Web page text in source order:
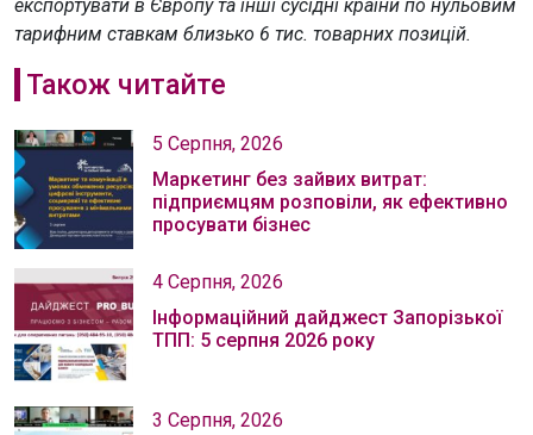
експортувати в Європу та інші сусідні країни по нульовим
тарифним ставкам близько 6 тис. товарних позицій.
Також читайте
5 Серпня, 2026
Маркетинг без зайвих витрат:
підприємцям розповіли, як ефективно
просувати бізнес
4 Серпня, 2026
Інформаційний дайджест Запорізької
ТПП: 5 серпня 2026 року
3 Серпня, 2026